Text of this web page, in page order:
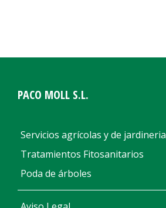
PACO MOLL S.L.
Servicios agrícolas y de jardineria
Tratamientos Fitosanitarios
Poda de árboles